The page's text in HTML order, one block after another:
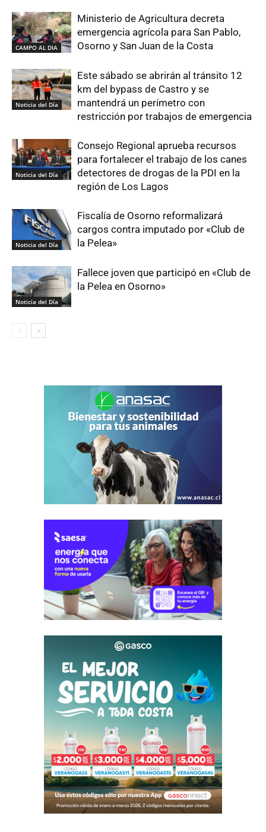
CAMPO AL DIA
Ministerio de Agricultura decreta
emergencia agrícola para San Pablo,
Osorno y San Juan de la Costa
Noticia del Día
Este sábado se abrirán al tránsito 12
km del bypass de Castro y se
mantendrá un perímetro con
restricción por trabajos de emergencia
Noticia del Día
Consejo Regional aprueba recursos
para fortalecer el trabajo de los canes
detectores de drogas de la PDI en la
región de Los Lagos
Noticia del Día
Fiscalía de Osorno reformalizará
cargos contra imputado por «Club de
la Pelea»
Noticia del Día
Fallece joven que participó en «Club de
la Pelea en Osorno»